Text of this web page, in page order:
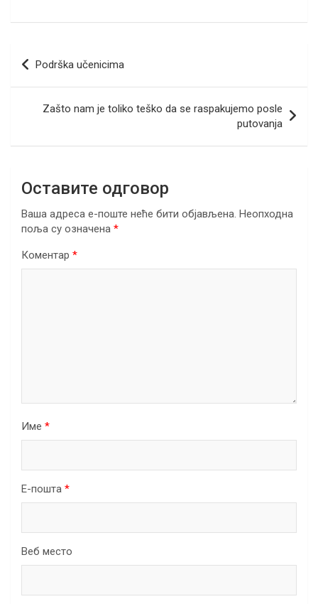
ce
b
o
o
k
tt
er
ail er ke at
p
e
m
ar
Кретање
чланка
Podrška učenicima
Zašto nam je toliko teško da se raspakujemo posle
putovanja
Оставите одговор
Ваша адреса е-поште неће бити објављена. Неопходна
поља су означена *
Коментар *
Име *
Е-пошта *
Веб место